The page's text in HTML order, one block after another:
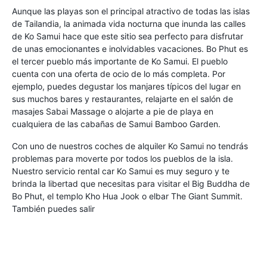
Aunque las playas son el principal atractivo de todas las islas
de Tailandia, la animada vida nocturna que inunda las calles
de Ko Samui hace que este sitio sea perfecto para disfrutar
de unas emocionantes e inolvidables vacaciones. Bo Phut es
el tercer pueblo más importante de Ko Samui. El pueblo
cuenta con una oferta de ocio de lo más completa. Por
ejemplo, puedes degustar los manjares típicos del lugar en
sus muchos bares y restaurantes, relajarte en el salón de
masajes Sabai Massage o alojarte a pie de playa en
cualquiera de las cabañas de Samui Bamboo Garden.
Con uno de nuestros coches de alquiler Ko Samui no tendrás
problemas para moverte por todos los pueblos de la isla.
Nuestro servicio rental car Ko Samui es muy seguro y te
brinda la libertad que necesitas para visitar el Big Buddha de
Bo Phut, el templo Kho Hua Jook o elbar The Giant Summit.
También puedes salir